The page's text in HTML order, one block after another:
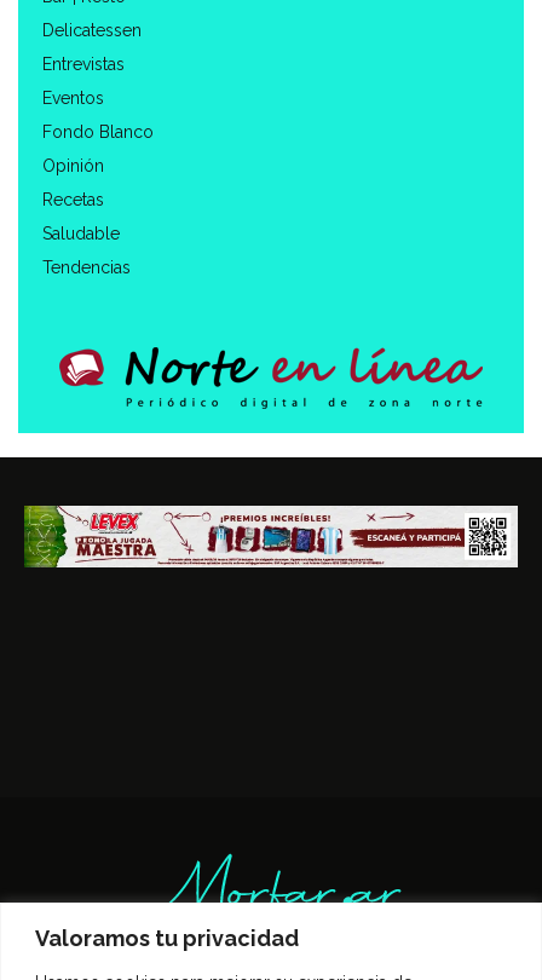
Valoramos tu privacidad
Delicatessen
Entrevistas
Eventos
Fondo Blanco
Opinión
Recetas
Saludable
Tendencias